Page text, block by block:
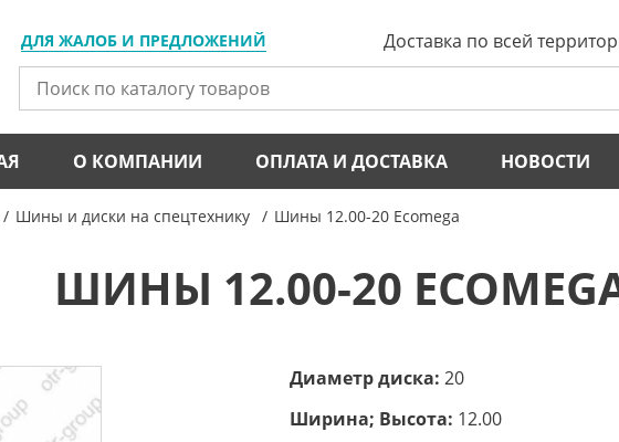
ДЛЯ ЖАЛОБ И ПРЕДЛОЖЕНИЙ Доставка по всей
О КОМПАНИИ ОПЛАТА И ДОСТАВКА НОВОСТИ
Шины и диски на спецтехнику Шины 12.00-20 Ecomega
ШИНЫ 12.00-20
Диаметр диска: 20
Ширина; Высота: 12.00